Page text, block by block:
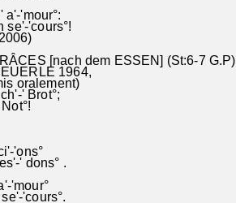
|II. ton'-' a'-'mour°:
'|IV. ton se'-'cours°!
[nach dem ESSEN] (St:6-7 G.P)
1964,
oralement)
' Brot°;
'ons°
' dons° .
'mour°
'cours°.